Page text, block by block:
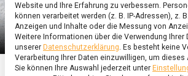
Website und Ihre Erfahrung zu verbessern.
können verarbeitet werden (z. B. IP-Adressen), z.
Anzeigen und Inhalte oder die Messung von
Weitere Informationen über die Verwendung Ihrer
unserer Datenschutzerklärung. Es besteht keine
Verarbeitung Ihrer Daten einzuwilligen, um dieses
Sie können Ihre Auswahl jederzeit unter